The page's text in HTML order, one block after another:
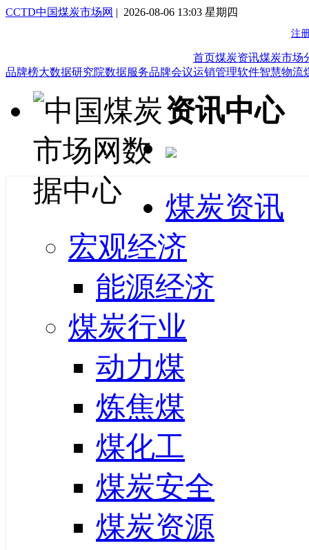
CCTD中国煤炭市场网 | 2026-08-06 13:03 星期四
首页煤炭资讯煤炭市场
品牌榜大数据研究院数据服务品牌会议运销管理软件智慧物流
资讯中心
煤炭资讯
宏观经济
能源经济
煤炭行业
动力煤
炼焦煤
煤化工
煤炭安全
煤炭资源